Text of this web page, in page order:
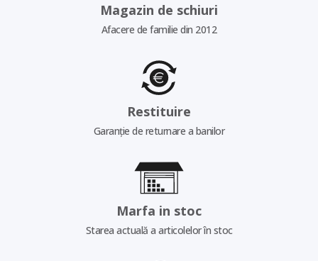
Magazin de schiuri
Afacere de familie din 2012
Restituire
Garanție de returnare a banilor
Marfa in stoc
Starea actuală a articolelor în stoc